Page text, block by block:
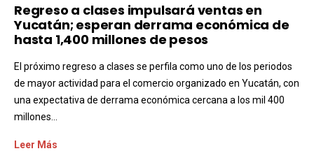
Regreso a clases impulsará ventas en
Yucatán; esperan derrama económica de
hasta 1,400 millones de pesos
El próximo regreso a clases se perfila como uno de los periodos
de mayor actividad para el comercio organizado en Yucatán, con
una expectativa de derrama económica cercana a los mil 400
millones...
Leer Más